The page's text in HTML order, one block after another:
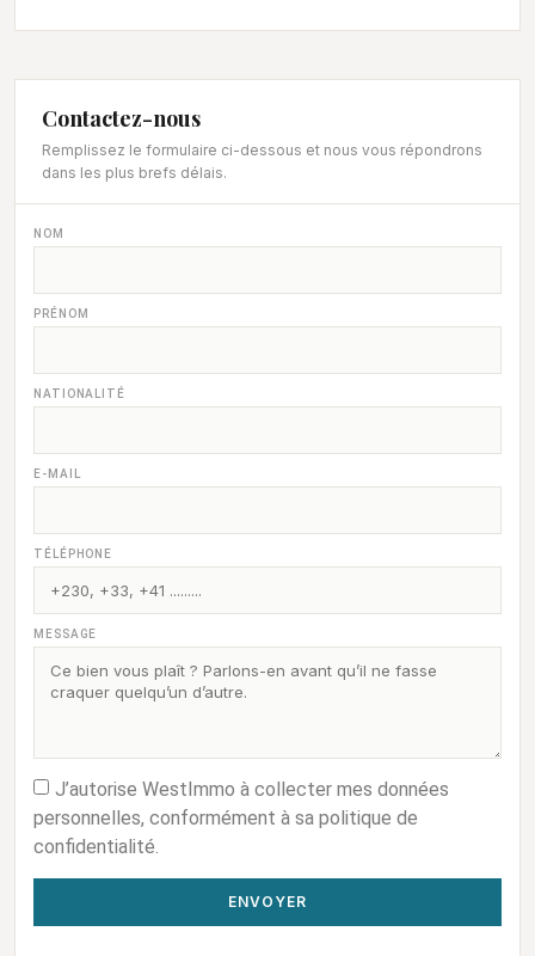
Contactez-nous
Remplissez le formulaire ci-dessous et nous vous répondrons
dans les plus brefs délais.
NOM
PRÉNOM
NATIONALITÉ
E-MAIL
TÉLÉPHONE
MESSAGE
J’autorise WestImmo à collecter mes données
personnelles, conformément à sa politique de
confidentialité.
ENVOYER